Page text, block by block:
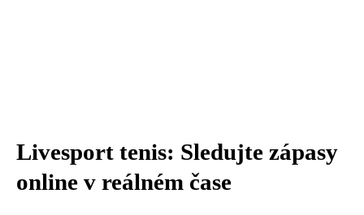
Livesport tenis: Sledujte zápasy
online v reálném čase